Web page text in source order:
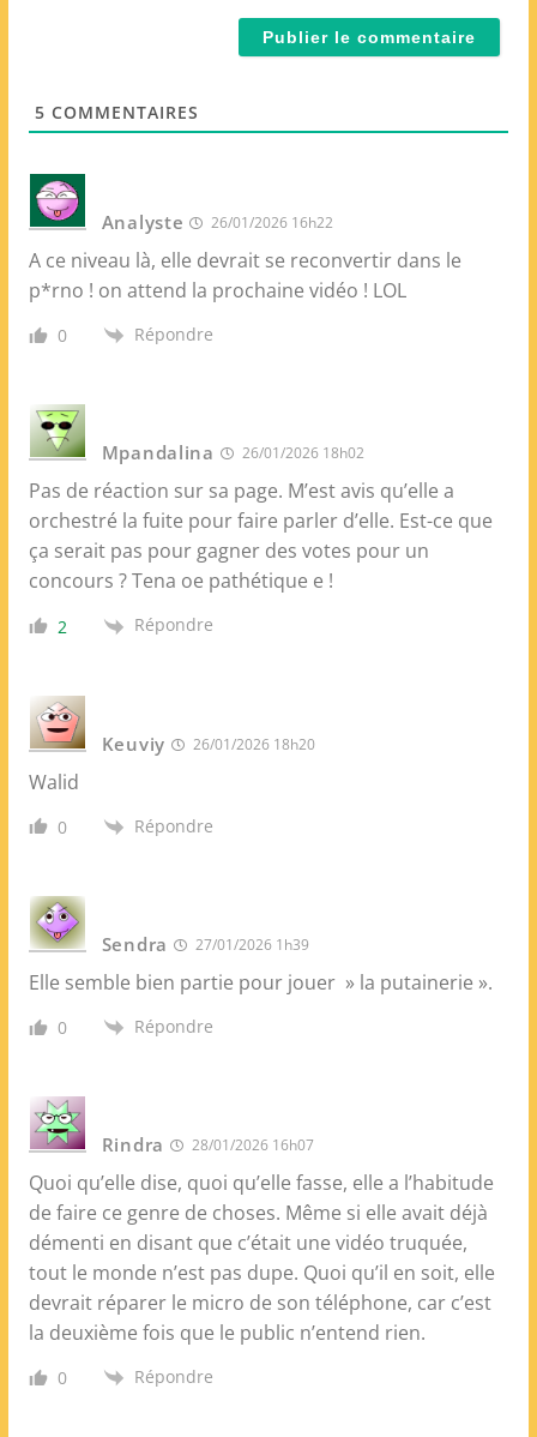
5 COMMENTAIRES
Analyste 26/01/2026 16h22
A ce niveau là, elle devrait se reconvertir dans le
p*rno ! on attend la prochaine vidéo ! LOL
0 Répondre
Mpandalina 26/01/2026 18h02
Pas de réaction sur sa page. M’est avis qu’elle a
orchestré la fuite pour faire parler d’elle. Est-ce que
ça serait pas pour gagner des votes pour un
concours ? Tena oe pathétique e !
2 Répondre
Keuviy 26/01/2026 18h20
Walid
0 Répondre
Sendra 27/01/2026 1h39
Elle semble bien partie pour jouer » la putainerie ».
0 Répondre
Rindra 28/01/2026 16h07
Quoi qu’elle dise, quoi qu’elle fasse, elle a l’habitude
de faire ce genre de choses. Même si elle avait déjà
démenti en disant que c’était une vidéo truquée,
tout le monde n’est pas dupe. Quoi qu’il en soit, elle
devrait réparer le micro de son téléphone, car c’est
la deuxième fois que le public n’entend rien.
0 Répondre